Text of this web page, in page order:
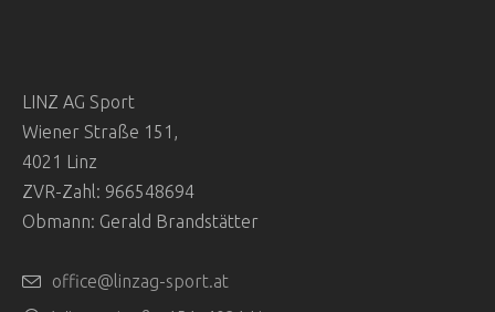
LINZ AG Sport
Wiener Straße 151,
4021 Linz
ZVR-Zahl: 966548694
Obmann: Gerald Brandstätter
office@linzag-sport.at